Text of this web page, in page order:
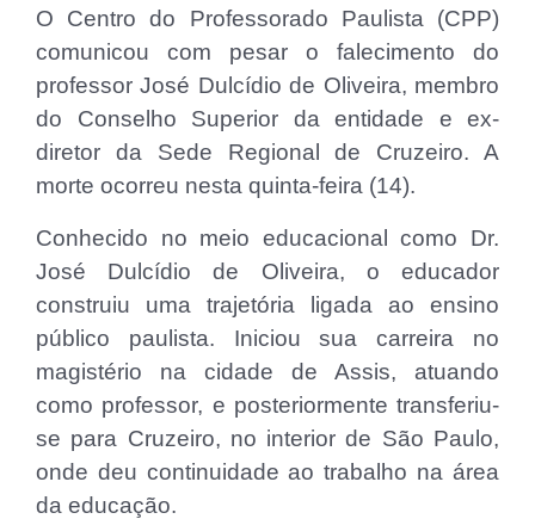
O Centro do Professorado Paulista (CPP)
comunicou com pesar o falecimento do
professor José Dulcídio de Oliveira, membro
do Conselho Superior da entidade e ex-
diretor da Sede Regional de Cruzeiro. A
morte ocorreu nesta quinta-feira (14).
Conhecido no meio educacional como Dr.
José Dulcídio de Oliveira, o educador
construiu uma trajetória ligada ao ensino
público paulista. Iniciou sua carreira no
magistério na cidade de Assis, atuando
como professor, e posteriormente transferiu-
se para Cruzeiro, no interior de São Paulo,
onde deu continuidade ao trabalho na área
da educação.